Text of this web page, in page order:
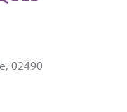
02490